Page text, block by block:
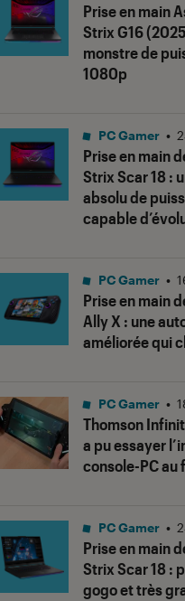
Prise en main
Strix G16
monstre de
1080p
Prise en main
Strix Scar 18 :
absolu de
capable
PC Gamer •
Prise en main
Ally X : une
améliorée qui
PC Gamer •
Thomson
a pu essayer
console-PC au
PC Gamer •
Prise en main
Strix Scar 18 :
gogo et très
PC Gamer •